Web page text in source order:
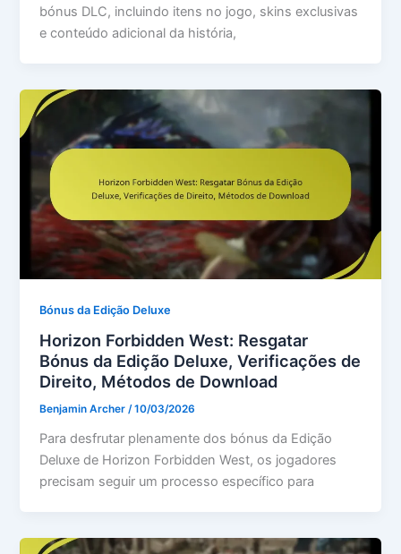
bónus DLC, incluindo itens no jogo, skins exclusivas
e conteúdo adicional da história,
Bónus da Edição Deluxe
Horizon Forbidden West: Resgatar
Bónus da Edição Deluxe, Verificações de
Direito, Métodos de Download
Benjamin Archer/10/03/2026
Para desfrutar plenamente dos bónus da Edição
Deluxe de Horizon Forbidden West, os jogadores
precisam seguir um processo específico para